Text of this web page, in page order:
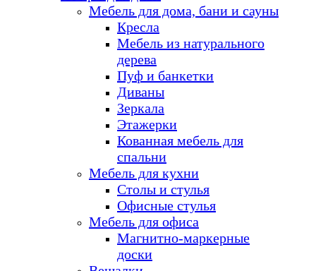
Мебель для дома, бани и сауны
Кресла
Мебель из натурального
дерева
Пуф и банкетки
Диваны
Зеркала
Этажерки
Кованная мебель для
спальни
Мебель для кухни
Столы и стулья
Офисные стулья
Мебель для офиса
Магнитно-маркерные
доски